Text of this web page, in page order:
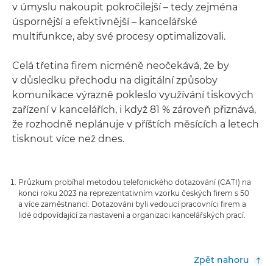
v úmyslu nakoupit pokročilejší – tedy zejména
úspornější a efektivnější – kancelářské
multifunkce, aby své procesy optimalizovali.
Celá třetina firem nicméně neočekává, že by
v důsledku přechodu na digitální způsoby
komunikace výrazně pokleslo využívání tiskových
zařízení v kancelářích, i když 81 % zároveň přiznává,
že rozhodně neplánuje v příštích měsících a letech
tisknout více než dnes.
Průzkum probíhal metodou telefonického dotazování (CATI) na
konci roku 2023 na reprezentativním vzorku českých firem s 50
a více zaměstnanci. Dotazováni byli vedoucí pracovníci firem a
lidé odpovídající za nastavení a organizaci kancelářských prací.
Zpět nahoru